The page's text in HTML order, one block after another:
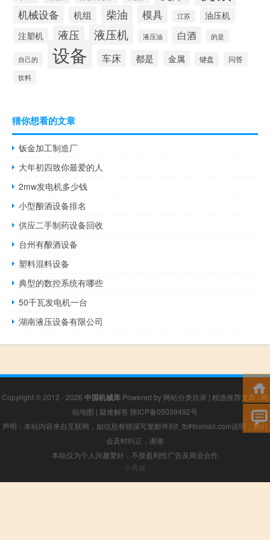
机械设备 机组 柴油 模具 江苏
油压机
注塑机
液压 液压机 液压油 白酒 的是
自己的 设备 车床 都是 金属 键盘 问答
饮料
猜你想看的文章
钣金加工制造厂
大年初四致你最爱的人
2mw发电机多少钱
小型酿酒设备排名
供应二手制药设备回收
台州有酿酒设备
塑料混料设备
典型的数控系统有哪些
50千瓦发电机一台
湖南液压设备有限公司
Copyright © 2012 - 2026 中国机械库 Powered by 网站分类目录 | 精选推荐文章|网
站地图 | 疑难解答 陕ICP备05039492号
声明：本站内容来自互联网，如信息有错误可发邮件到f_fb#foxmail.com说明，我们
会及时纠正，谢谢
本站仅为个人兴趣爱好，不接盈利性广告及商业合作
小男孩